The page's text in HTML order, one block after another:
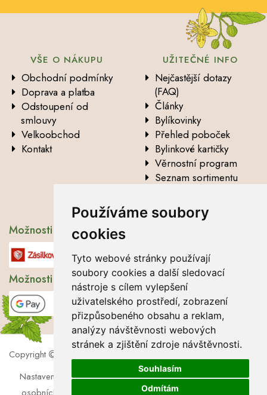
Používáme soubory
cookies
Tyto webové stránky používají
soubory cookies a další sledovací
nástroje s cílem vylepšení
uživatelského prostředí, zobrazení
přizpůsobeného obsahu a reklam,
analýzy návštěvnosti webových
stránek a zjištění zdroje návštěvnosti.
Souhlasím
Odmítám
VŠE O NÁKUPU
Obchodní podmínky
Doprava a platba
Odstoupení od
smlouvy
Velkoobchod
Kontakt
UŽITEČNÉ INFO
Nejčastější dotazy
(FAQ)
Články
Bylíkovinky
Přehled poboček
Bylinkové kartičky
Věrnostní program
Seznam sortimentu
údajů
Možnosti dopravy
Možnosti platby
Copyright
2026 Lbros s.r.o.
Nastavení cookies|Soubory cookies|Zásady zpracování